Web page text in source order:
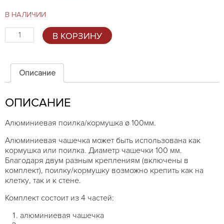
В НАЛИЧИИ
Количество
товара
поилка/
кормушка
ø
В КОРЗИНУ
Описание
ОПИСАНИЕ
Алюминиевая поилка/кормушка ø 100мм.
Алюминиевая чашечка может быть использована как
кормушка или поилка. Диаметр чашечки 100 мм.
Благодаря двум разным креплениям (включены в
комплект), поилку/кормушку возможно крепить как на
клетку, так и к стене.
Комплект состоит из 4 частей:
алюминиевая чашечка